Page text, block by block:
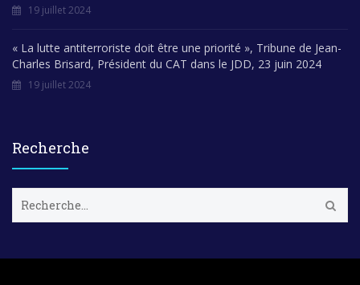
19 juillet 2024
« La lutte antiterroriste doit être une priorité », Tribune de Jean-
Charles Brisard, Président du CAT dans le JDD, 23 juin 2024
19 juillet 2024
Recherche
c
e